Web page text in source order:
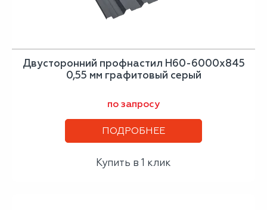
Двусторонний профнастил Н60-6000х845
0,55 мм графитовый серый
по запросу
ПОДРОБНЕЕ
Купить в 1 клик